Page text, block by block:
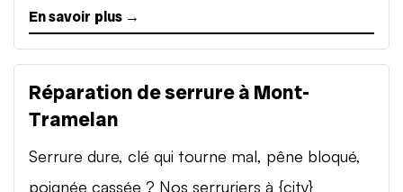
En savoir plus →
Réparation de serrure à Mont-
Tramelan
Serrure dure, clé qui tourne mal, pêne bloqué,
poignée cassée ? Nos serruriers à {city}